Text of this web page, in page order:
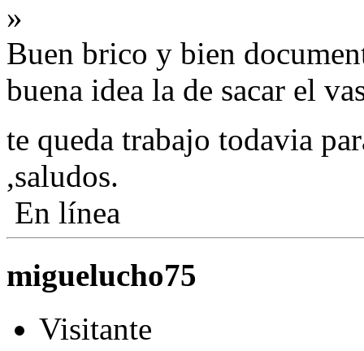
»
Buen brico y bien
buena idea la de sacar el
te queda trabajo todavia
,saludos.
En línea
miguelucho75
Visitante